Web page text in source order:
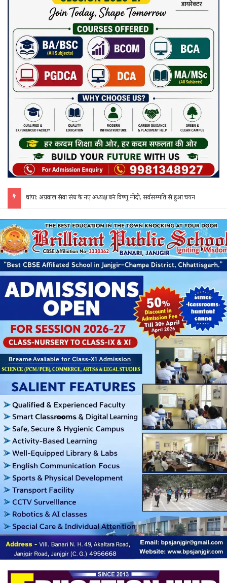
चांपा: अग्रवाल सेवा संघ के नए अध्यक्ष बने विष्णु मोदी, सर्वसम्मति से हुआ चयन